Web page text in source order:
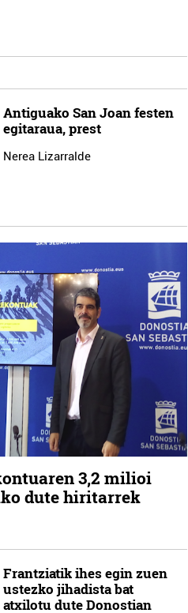
Antiguako San Joan festen
egitaraua, prest
Nerea Lizarralde
3,2 milioi
dute hiritarrek
Frantziatik ihes egin zuen
ustezko jihadista bat
atxilotu dute Donostian